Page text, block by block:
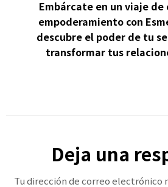
Embárcate en un viaje
empoderamiento con
descubre el poder de tu
transformar tus
Deja una
Tu dirección de correo electrónico